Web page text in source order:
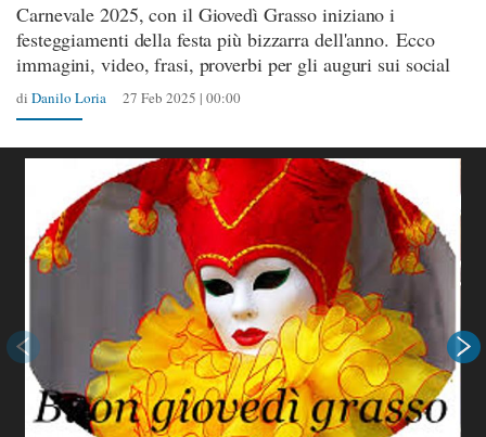
Carnevale 2025, con il Giovedì Grasso iniziano i
festeggiamenti della festa più bizzarra dell'anno. Ecco
immagini, video, frasi, proverbi per gli auguri sui social
di Danilo Loria 27 Feb 2025 | 00:00